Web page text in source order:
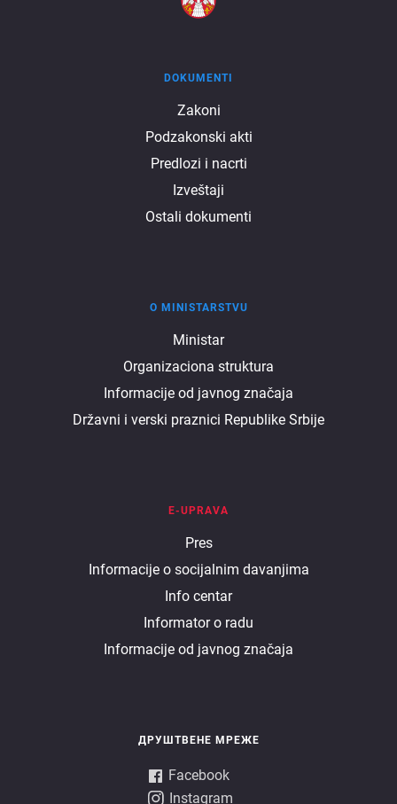
DOKUMENTI
Zakoni
Podzakonski akti
Predlozi i nacrti
Izveštaji
Ostali dokumenti
ministarstvu
O MINISTARSTVU
Ministar
Organizaciona struktura
Informacije od javnog značaja
Državni i verski praznici Republike Srbije
E-UPRAVA
Pres
Informacije o socijalnim davanjima
Info centar
Informator o radu
Informacije od javnog značaja
ДРУШТВЕНЕ МРЕЖЕ
Facebook
Instagram